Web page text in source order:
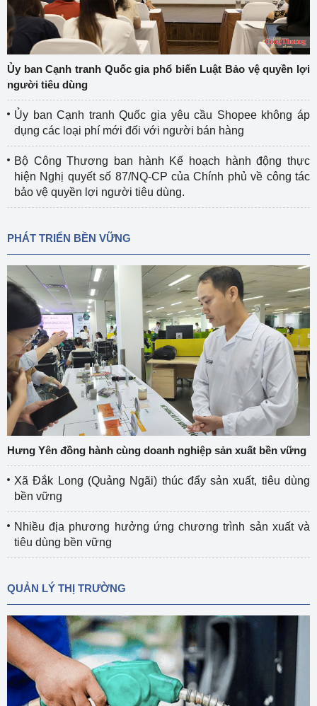
Ủy ban Cạnh tranh Quốc gia phổ biến Luật Bảo vệ quyền lợi
người tiêu dùng
Ủy ban Cạnh tranh Quốc gia yêu cầu Shopee không áp
dụng các loại phí mới đối với người bán hàng
Bộ Công Thương ban hành Kế hoạch hành động thực
hiện Nghị quyết số 87/NQ-CP của Chính phủ về công tác
bảo vệ quyền lợi người tiêu dùng.
PHÁT TRIỂN BỀN VỮNG
Hưng Yên đồng hành cùng doanh nghiệp sản xuất bền vững
Xã Đắk Long (Quảng Ngãi) thúc đẩy sản xuất, tiêu dùng
bền vững
Nhiều địa phương hưởng ứng chương trình sản xuất và
tiêu dùng bền vững
QUẢN LÝ THỊ TRƯỜNG